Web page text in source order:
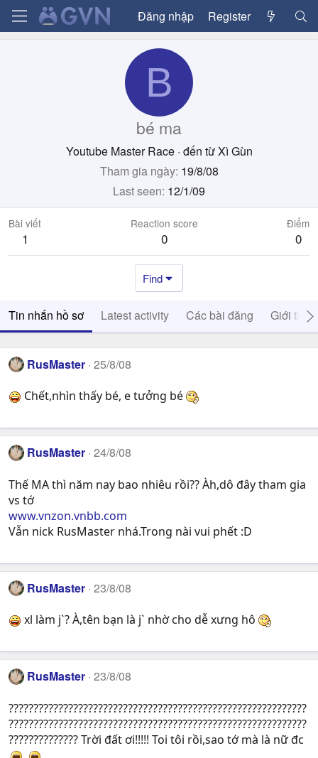
Đăng nhập Register
B
bé ma
Youtube Master Race · đến từXì Gùn
Tham gia ngày 19/8/08
Last seen 12/1/09
Bài viết
1
Reaction score
0
Điểm
0
Find
Tin nhắn hồ sơ Latest activity Các bài đăng Giới thiệu
RusMaster 25/8/08
Chết,nhìn thấy bé, e tưởng bé
RusMaster 24/8/08
Thế MA thì năm nay bao nhiêu rồi?? Àh,dô đây tham gia
vs tớ
www.vnzon.vnbb.com
Vẫn nick RusMaster nhá.Trong nài vui phết :D
RusMaster 23/8/08
xl làm j`? À,tên bạn là j` nhờ cho dễ xưng hô
RusMaster 23/8/08
????????????????????????????????????????????????????????????
????????????????????????????????????????????????????????????
?????????????? Trời đất ơi!!!!! Toi tôi rồi,sao tớ mà là nữ đc